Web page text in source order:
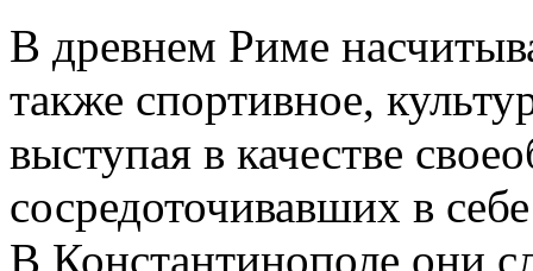
В древнем Риме
также спортивное,
выступая в качестве
сосредоточивавших в
В Константинополе они